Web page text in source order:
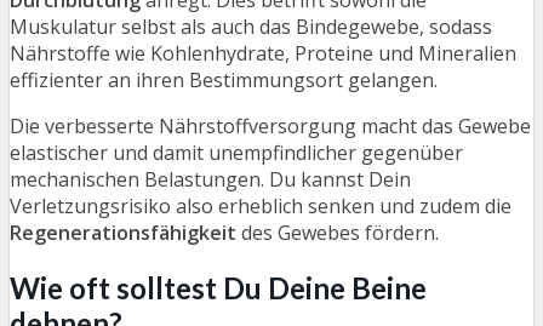
Muskulatur selbst als auch das Bindegewebe, sodass
Nährstoffe wie Kohlenhydrate, Proteine und Mineralien
effizienter an ihren Bestimmungsort gelangen.
Die verbesserte Nährstoffversorgung macht das Gewebe
elastischer und damit unempfindlicher gegenüber
mechanischen Belastungen. Du kannst Dein
Verletzungsrisiko also erheblich senken und zudem die
Regenerationsfähigkeit des Gewebes fördern.
Wie oft solltest Du Deine Beine